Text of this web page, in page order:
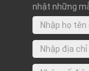
nhật những